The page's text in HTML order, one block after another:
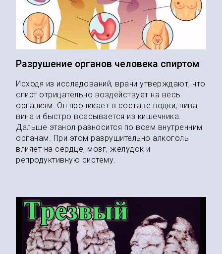
Разрушение органов человека спиртом
Исходя из исследований, врачи утверждают, что
спирт отрицательно воздействует на весь
организм. Он проникает в составе водки, пива,
вина и быстро всасывается из кишечника.
Дальше этанол разносится по всем внутренним
органам. При этом разрушительно алкоголь
влияет на сердце, мозг, желудок и
репродуктивную систему.